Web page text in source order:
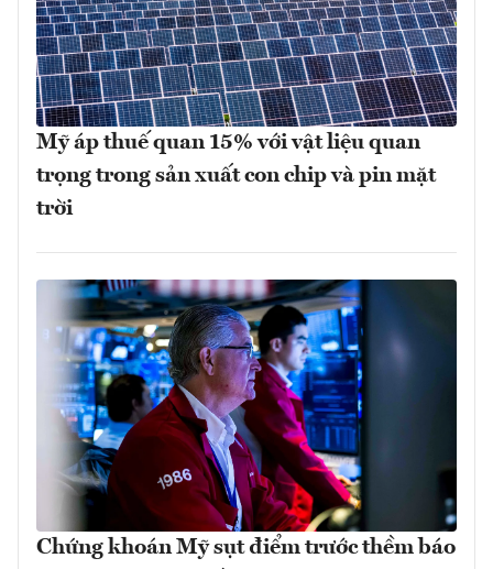
Mỹ áp thuế quan 15% với vật liệu quan
trọng trong sản xuất con chip và pin mặt
trời
Chứng khoán Mỹ sụt điểm trước thềm báo